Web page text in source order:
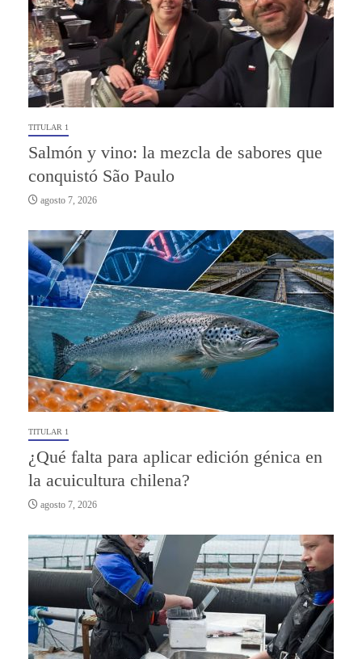
TITULAR 1
Salmón y vino: la mezcla de sabores que
conquistó São Paulo
agosto 7, 2026
TITULAR 1
¿Qué falta para aplicar edición génica en
la acuicultura chilena?
agosto 7, 2026